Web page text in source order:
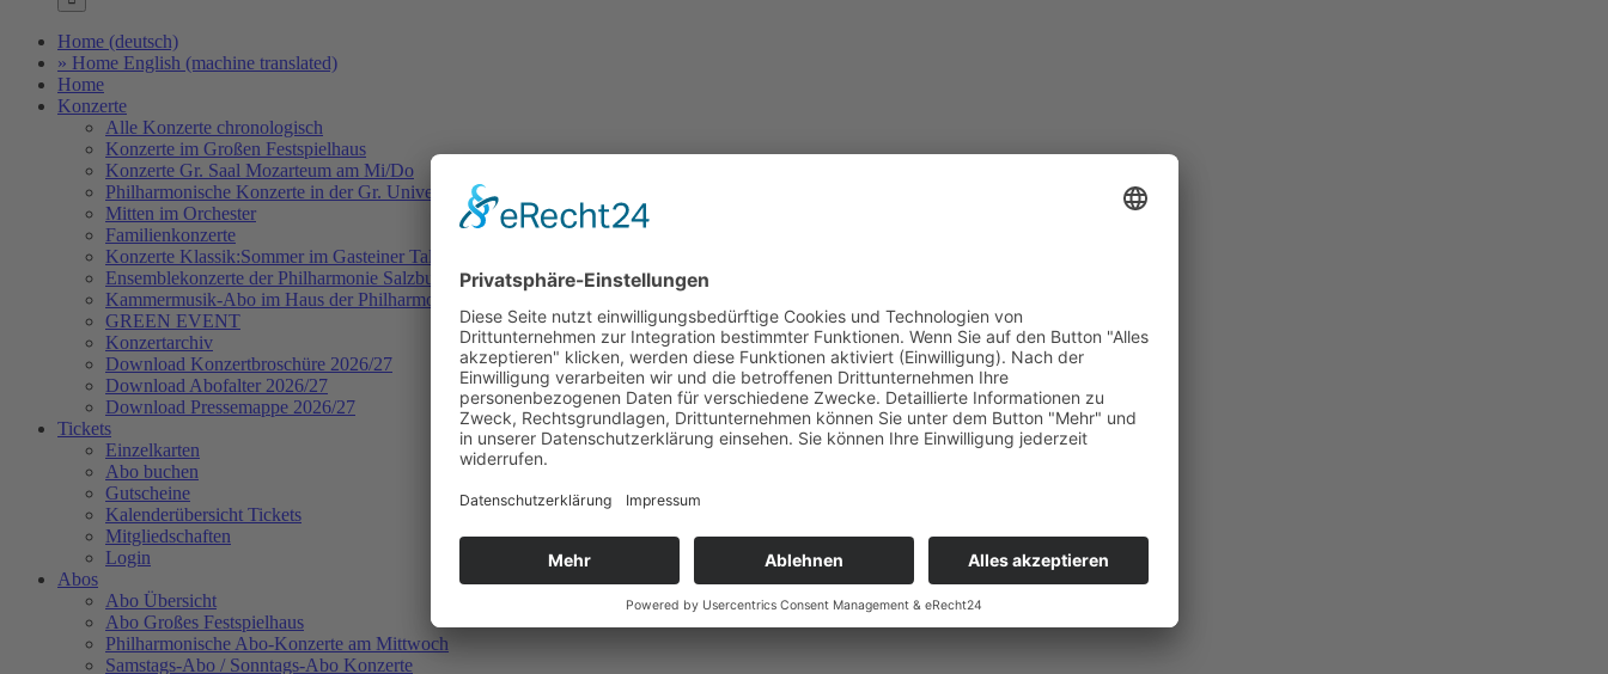
Home (deutsch)
» Home English (machine translated)
Home
Konzerte
Alle Konzerte chronologisch
Konzerte im Großen Festspielhaus
Konzerte Gr. Saal Mozarteum am Mi/Do
Philharmonische Konzerte in der Gr. Universitätsaula Sa und So
Mitten im Orchester
Familienkonzerte
Konzerte Klassik:Sommer im Gasteiner Tal
Ensemblekonzerte der Philharmonie Salzburg
Kammermusik-Abo im Haus der Philharmonie
GREEN EVENT
Konzertarchiv
Download Konzertbroschüre 2026/27
Download Abofalter 2026/27
Download Pressemappe 2026/27
Tickets
Einzelkarten
Abo buchen
Gutscheine
Kalenderübersicht Tickets
Mitgliedschaften
Login
Abos
Abo Übersicht
Abo Großes Festspielhaus
Philharmonische Abo-Konzerte am Mittwoch
Samstags-Abo / Sonntags-Abo Konzerte